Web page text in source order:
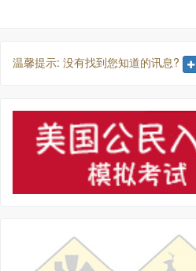
温馨提示: 没有找到您知道的讯息?